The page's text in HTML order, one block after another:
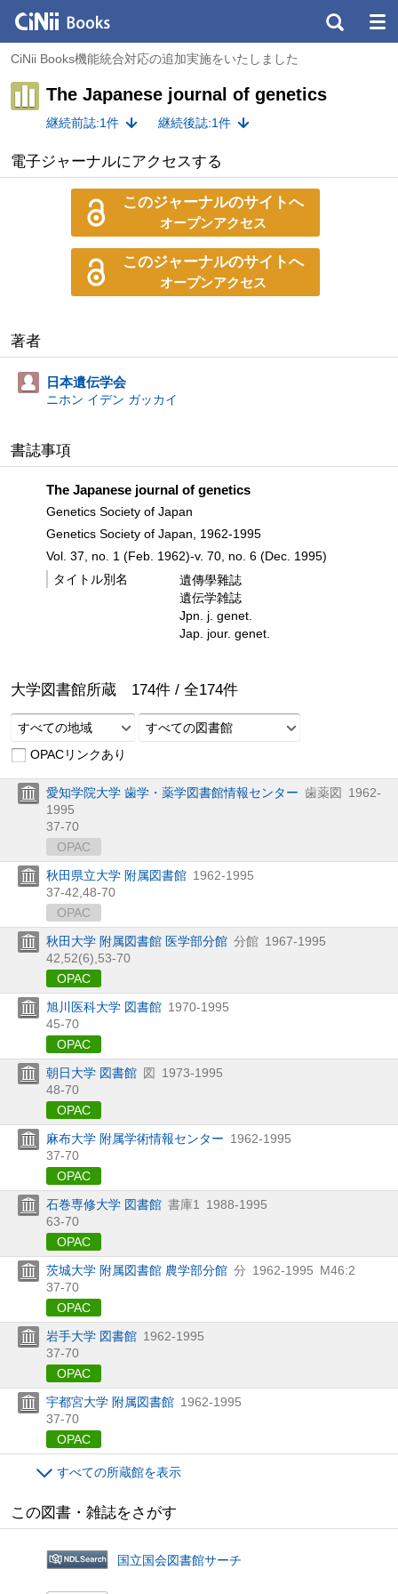
CiNii Books機能統合対応の追加実施をいたしました
The Japanese journal of genetics
継続前誌:1件 継続後誌:1件
電子ジャーナルにアクセスする
このジャーナルのサイトへ
オープンアクセス
このジャーナルのサイトへ
オープンアクセス
著者
日本遺伝学会
ニホン イデン ガッカイ
書誌事項
The Japanese journal of genetics
Genetics Society of Japan
Genetics Society of Japan, 1962-1995
Vol. 37, no. 1 (Feb. 1962)-v. 70, no. 6 (Dec. 1995)
タイトル別名
遺傳學雜誌
遺伝学雑誌
Jpn. j. genet.
Jap. jour. genet.
大学図書館所蔵 174件 / 全174件
すべての地域
すべての図書館
OPACリンクあり
愛知学院大学 歯学・薬学図書館情報センター 歯薬図
1962-
1995
37-70
OPAC
秋田県立大学 附属図書館 1962-1995
37-42, 48-70
OPAC
秋田大学 附属図書館 医学部分館 分館 1967-1995
42, 52(6), 53-70
OPAC
旭川医科大学 図書館 1970-1995
45-70
OPAC
朝日大学 図書館 図
1973-1995
48-70
OPAC
麻布大学 附属学術情報センター 1962-1995
37-70
OPAC
石巻専修大学 図書館 書庫1
1988-1995
63-70
OPAC
茨城大学 附属図書館 農学部分館 分 1962-1995 M46:2
37-70
OPAC
岩手大学 図書館 1962-1995
37-70
OPAC
宇都宮大学 附属図書館 1962-1995
37-70
OPAC
すべての所蔵館を表示
この図書・雑誌をさがす
国立国会図書館サーチ